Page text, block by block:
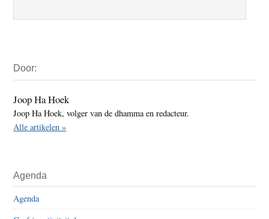
Sidebar
Door:
Joop Ha Hoek
Joop Ha Hoek, volger van de dhamma en redacteur.
Alle artikelen »
Agenda
Agenda